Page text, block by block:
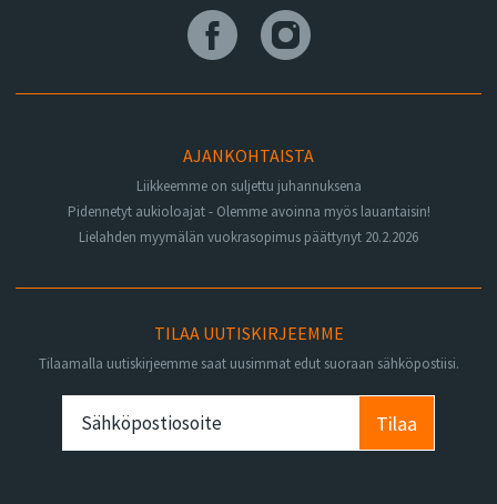
AJANKOHTAISTA
Liikkeemme on suljettu juhannuksena
Pidennetyt aukioloajat - Olemme avoinna myös lauantaisin!
Lielahden myymälän vuokrasopimus päättynyt 20.2.2026
TILAA UUTISKIRJEEMME
Tilaamalla uutiskirjeemme saat uusimmat edut suoraan sähköpostiisi.
Tilaa